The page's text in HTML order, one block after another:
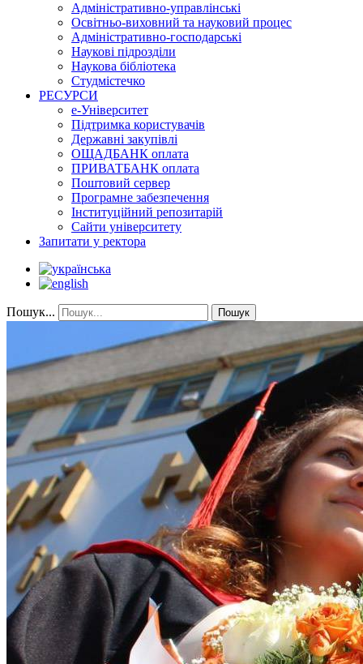
Адміністративно-управлінські
Освітньо-виховний та науковий процес
Адміністративно-господарські
Наукові підрозділи
Наукова бібліотека
Студмістечко
РЕСУРСИ
е-Університет
Підтримка користувачів
Державні закупівлі
ОЩАДБАНК оплата
ПРИВАТБАНК оплата
Поштовий сервер
Програмне забезпечення
Інституційний репозитарій
Сайти університету
Запитати у ректора
Пошук... Пошук